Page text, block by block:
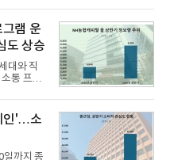
뛰어넘는
보인 지
성과를
한마리
을 완성
마늘의
서도 쫄
램 운
도 상승
대와 직
통 프로
탈타워 22
램은 경
동 주관
▲과
4회에 걸
인'…소
일까지 종